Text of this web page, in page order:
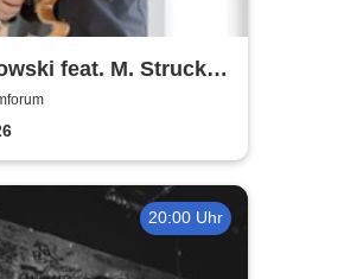
feat. M. Strucken
20:00 Uhr